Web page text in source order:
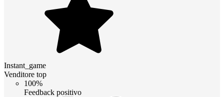
Instant_game
Venditore top
100%
Feedback positivo